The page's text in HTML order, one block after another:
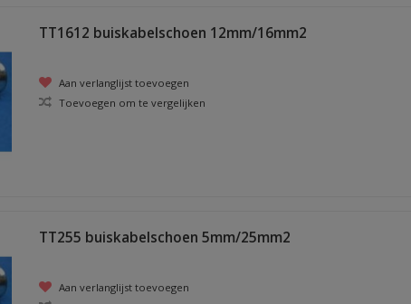
TT1612 buiskabelschoen 12mm/16mm2
Aan verlanglijst toevoegen
Toevoegen om te vergelijken
TT255 buiskabelschoen 5mm/25mm2
Aan verlanglijst toevoegen